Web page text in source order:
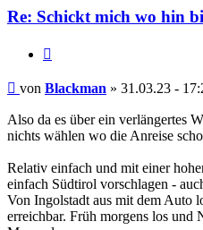
Re: Schickt mich wo hin
Beitrag
von Blackman » 31.03.23 -
Also da es über ein verlängertes
nichts wählen wo die Anreise
Relativ einfach und mit einer
einfach Südtirol vorschlagen -
Von Ingolstadt aus mit dem Auto
erreichbar. Früh morgens los und